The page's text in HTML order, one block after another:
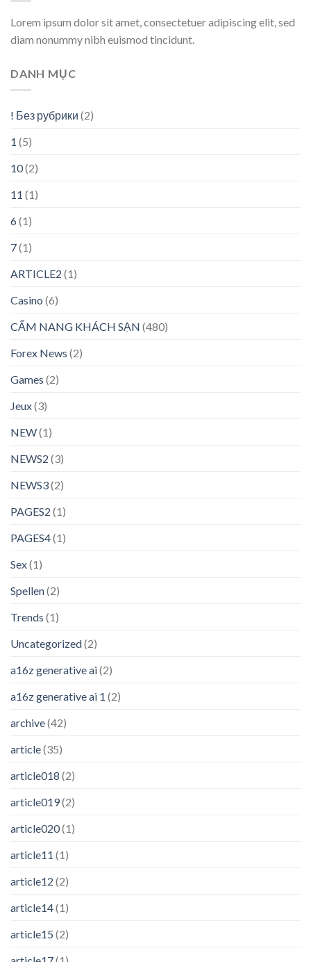
Lorem ipsum dolor sit amet, consectetuer adipiscing elit, sed
diam nonummy nibh euismod tincidunt.
DANH MỤC
! Без рубрики (2)
1 (5)
10(2)
11 (1)
6(1)
7(1)
ARTICLE2 (1)
Casino (6)
CẨM NANG KHÁCH SẠN (480)
Forex News (2)
Games (2)
Jeux(3)
NEW(1)
NEWS2 (3)
NEWS3(2)
PAGES2 (1)
PAGES4(1)
Sex(1)
Spellen(2)
Trends (1)
Uncategorized(2)
a16z generative ai(2)
a16z generative ai 1 (2)
archive(42)
article(35)
article018 (2)
article019(2)
article020(1)
article11 (1)
article12 (2)
article14(1)
article15 (2)